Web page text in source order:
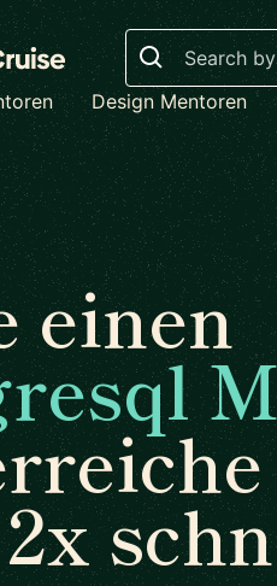
Search
Design Mentoren
einen